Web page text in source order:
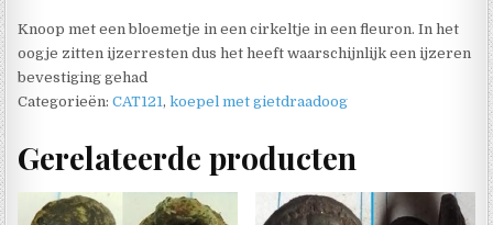
Knoop met een bloemetje in een cirkeltje in een fleuron. In het
oogje zitten ijzerresten dus het heeft waarschijnlijk een ijzeren
bevestiging gehad
Categorieën:CAT121 ,koepel met gietdraadoog
Gerelateerde producten